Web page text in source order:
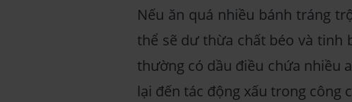
Nếu ăn quá nhiều bánh tráng
thể sẽ dư thừa chất béo và tinh
thường có dầu điều chứa nhiều
lại đến tác động xấu trong công